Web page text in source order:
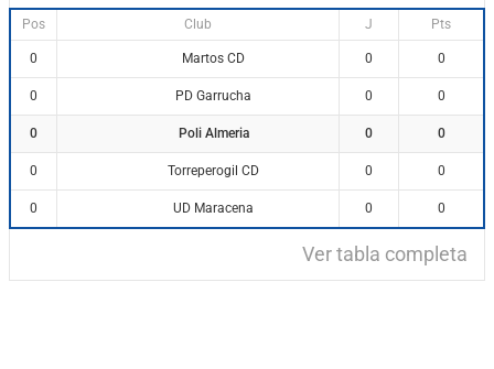
Pos Club J Pts
0 Martos CD 0 0
0 PD Garrucha 0 0
0 Poli Almeria 0 0
0 Torreperogil CD 0 0
0 UD Maracena 0 0
Ver tabla completa